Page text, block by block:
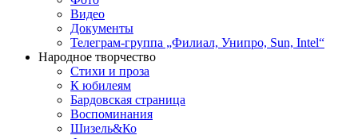
Видео
Документы
Телеграм-группа „Филиал, Унипро, Sun, Intel“
Народное творчество
Стихи и проза
К юбилеям
Бардовская страница
Воспоминания
Шизель&Ко